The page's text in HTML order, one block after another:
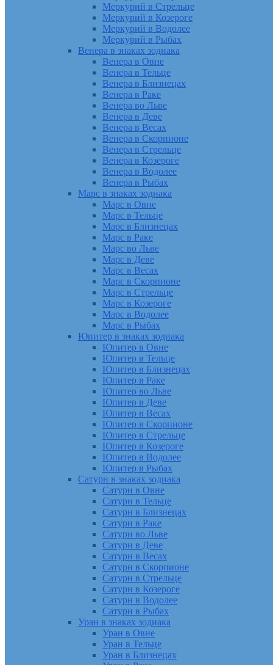
Меркурий в Стрельце
Меркурий в Козероге
Меркурий в Водолее
Меркурий в Рыбах
Венера в знаках зодиака
Венера в Овне
Венера в Тельце
Венера в Близнецах
Венера в Раке
Венера во Льве
Венера в Деве
Венера в Весах
Венера в Скорпионе
Венера в Стрельце
Венера в Козероге
Венера в Водолее
Венера в Рыбах
Марс в знаках зодиака
Марс в Овне
Марс в Тельце
Марс в Близнецах
Марс в Раке
Марс во Льве
Марс в Деве
Марс в Весах
Марс в Скорпионе
Марс в Стрельце
Марс в Козероге
Марс в Водолее
Марс в Рыбах
Юпитер в знаках зодиака
Юпитер в Овне
Юпитер в Тельце
Юпитер в Близнецах
Юпитер в Раке
Юпитер во Льве
Юпитер в Деве
Юпитер в Весах
Юпитер в Скорпионе
Юпитер в Стрельце
Юпитер в Козероге
Юпитер в Водолее
Юпитер в Рыбах
Сатурн в знаках зодиака
Сатурн в Овне
Сатурн в Тельце
Сатурн в Близнецах
Сатурн в Раке
Сатурн во Льве
Сатурн в Деве
Сатурн в Весах
Сатурн в Скорпионе
Сатурн в Стрельце
Сатурн в Козероге
Сатурн в Водолее
Сатурн в Рыбах
Уран в знаках зодиака
Уран в Овне
Уран в Тельце
Уран в Близнецах